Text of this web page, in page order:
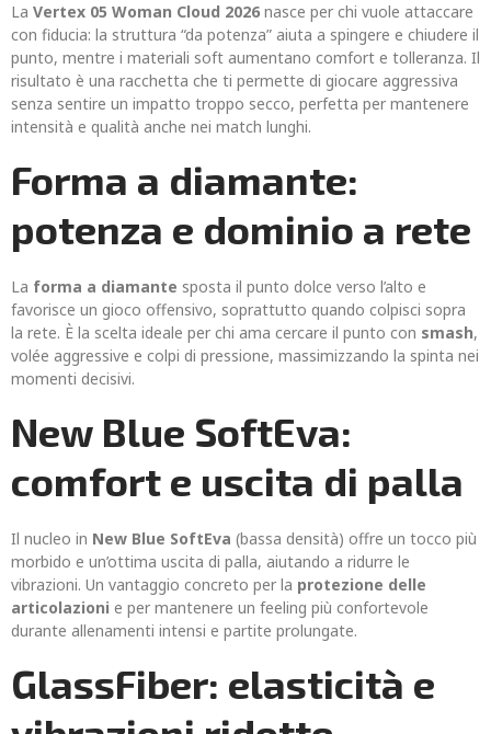
La Vertex 05 Woman Cloud 2026 nasce per chi vuole attaccare
con fiducia: la struttura “da potenza” aiuta a spingere e chiudere il
punto, mentre i materiali soft aumentano comfort e tolleranza. Il
risultato è una racchetta che ti permette di giocare aggressiva
senza sentire un impatto troppo secco, perfetta per mantenere
intensità e qualità anche nei match lunghi.
Forma a diamante:
potenza e dominio a rete
La forma a diamante sposta il punto dolce verso l’alto e
favorisce un gioco offensivo, soprattutto quando colpisci sopra
la rete. È la scelta ideale per chi ama cercare il punto con smash,
volée aggressive e colpi di pressione, massimizzando la spinta nei
momenti decisivi.
New Blue SoftEva:
comfort e uscita di palla
Il nucleo in New Blue SoftEva (bassa densità) offre un tocco più
morbido e un’ottima uscita di palla, aiutando a ridurre le
vibrazioni. Un vantaggio concreto per la protezione delle
articolazioni e per mantenere un feeling più confortevole
durante allenamenti intensi e partite prolungate.
GlassFiber: elasticità e